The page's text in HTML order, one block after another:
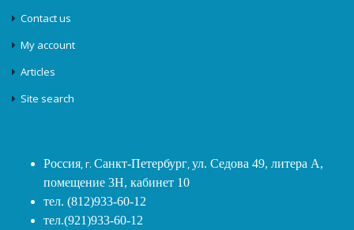
Contact us
My account
Articles
Site search
Россия, г. Санкт-Петербург,ул. Седова 49, литера А,
помещение 3Н, кабинет 10
тел. (812)933-60-12
тел.(921)933-60-12